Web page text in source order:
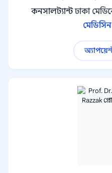
কনসালট্যান্ট ঢাকা